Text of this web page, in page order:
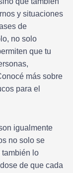
y situaciones
de
no solo
que tu
más sobre
para el
igualmente
no solo se
también lo
de que cada